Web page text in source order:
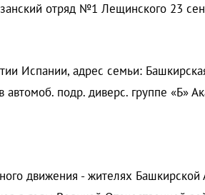
отряд №1 Лещинского 23
Испании, адрес семьи:
подр. диверс. группе «Б»
движения - жителях